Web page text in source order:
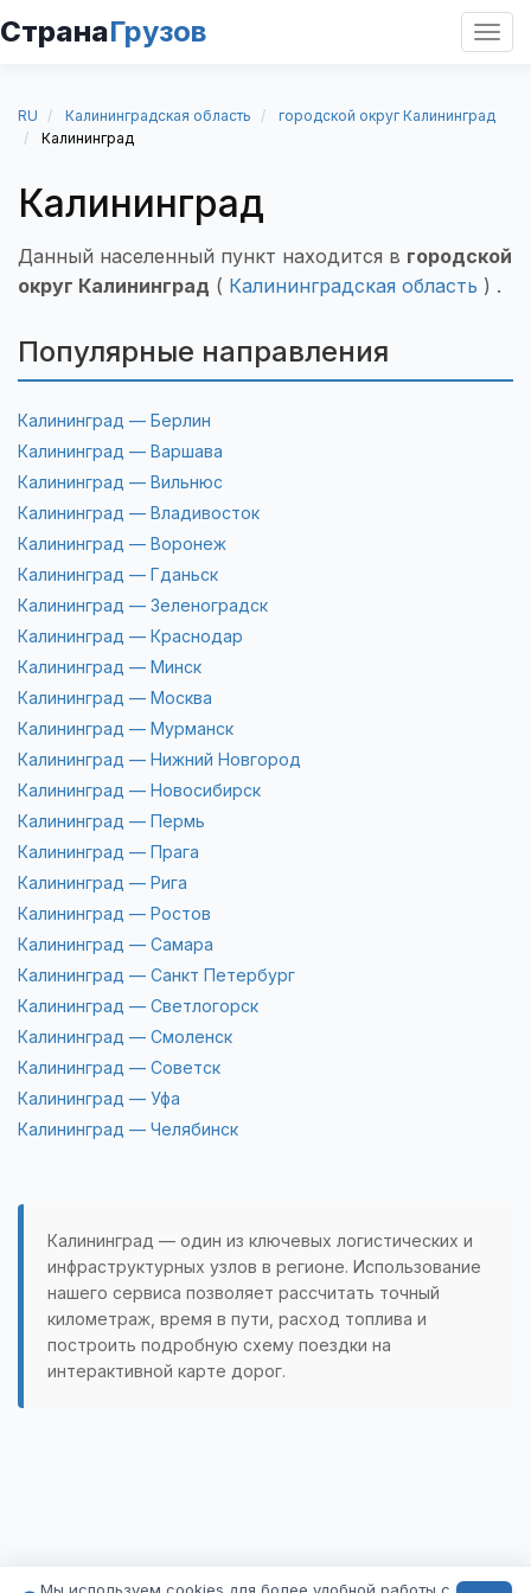
СтранаГрузов
RU Калининградская область
городской округ Калининград
Калининград
Калининград
Данный населенный пункт находится в городской
округ Калининград ( Калининградская область ) .
Популярные направления
Калининград — Берлин
Калининград — Варшава
Калининград — Вильнюс
Калининград — Владивосток
Калининград — Воронеж
Калининград — Гданьск
Калининград — Зеленоградск
Калининград — Краснодар
Калининград — Минск
Калининград — Москва
Калининград — Мурманск
Калининград — Нижний Новгород
Калининград — Новосибирск
Калининград — Пермь
Калининград — Прага
Калининград — Рига
Калининград — Ростов
Калининград — Самара
Калининград — Санкт Петербург
Калининград — Светлогорск
Калининград — Смоленск
Калининград — Советск
Калининград — Уфа
Калининград — Челябинск
Калининград — один из ключевых логистических и
инфраструктурных узлов в регионе. Использование
нашего сервиса позволяет рассчитать точный
километраж, время в пути, расход топлива и
построить подробную схему поездки на
интерактивной карте дорог.